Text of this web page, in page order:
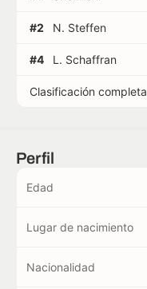
#2 N. Steffen
#4 L. Schaffran
Clasificación completa
Perfil
Edad
Lugar de nacimiento
Nacionalidad